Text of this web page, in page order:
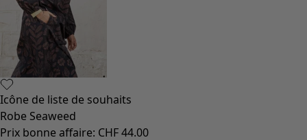
Icône de liste de souhaits
Robe Seaweed
Prix bonne affaire: CHF 44.00